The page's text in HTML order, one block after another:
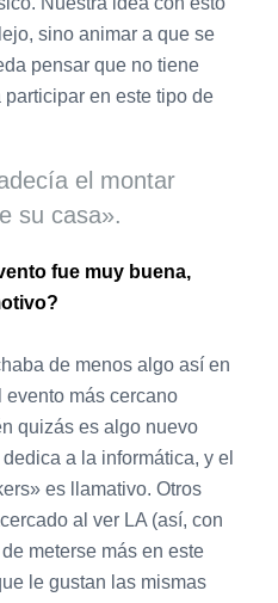
sino animar a que se
pensar que no tiene
en este tipo de
el montar
su casa».
fue muy buena,
de menos algo así en
más cercano
quizás es algo nuevo
a la informática, y el
es llamativo. Otros
al ver LA (así, con
meterse más en este
le gustan las mismas